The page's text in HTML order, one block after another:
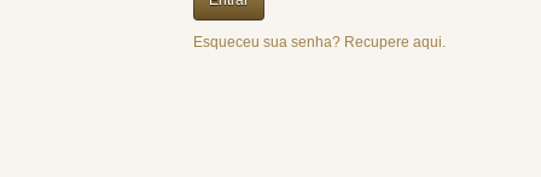
Esqueceu sua senha? Recupere aqui.